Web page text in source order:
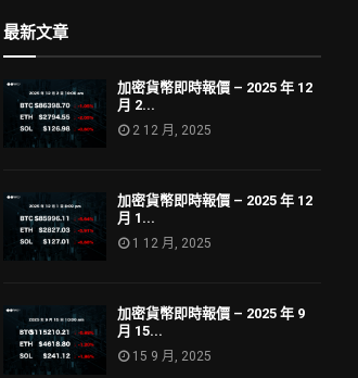
最新文章
加密貨幣即時報價 – 2025 年 12
月 2...
2 12 月, 2025
加密貨幣即時報價 – 2025 年 12
月 1...
1 12 月, 2025
加密貨幣即時報價 – 2025 年 9
月 15...
15 9 月, 2025